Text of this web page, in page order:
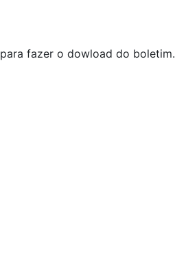
para fazer o dowload do boletim.